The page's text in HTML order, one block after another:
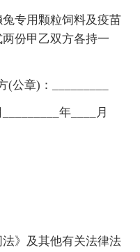
专用颗粒饲料及疫苗
份甲乙双方各持一
(公章)：_________
年____月
》及其他有关法律法